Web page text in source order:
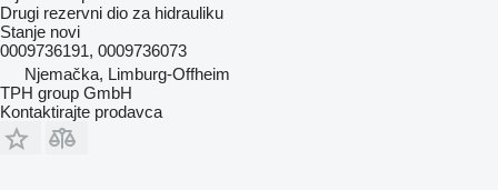
Drugi rezervni dio za hidrauliku
Stanje novi
0009736191, 0009736073
Njemačka, Limburg-Offheim
TPH group GmbH
Kontaktirajte prodavca